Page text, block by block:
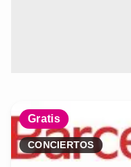
Gratis
CONCIERTOS